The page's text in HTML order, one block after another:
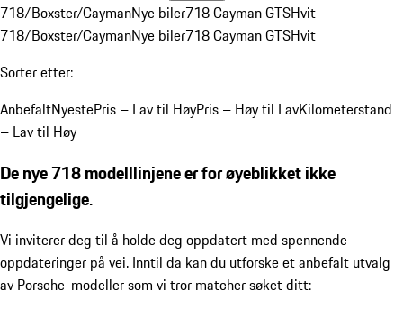
718/Boxster/CaymanNye biler718 Cayman GTSHvit
718/Boxster/CaymanNye biler718 Cayman GTSHvit
Sorter etter:
AnbefaltNyestePris – Lav til HøyPris – Høy til LavKilometerstand
– Lav til Høy
De nye 718 modelllinjene er for øyeblikket ikke
tilgjengelige.
Vi inviterer deg til å holde deg oppdatert med spennende
oppdateringer på vei. Inntil da kan du utforske et anbefalt utvalg
av Porsche-modeller som vi tror matcher søket ditt: